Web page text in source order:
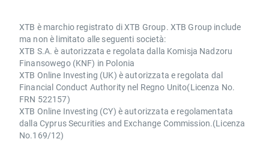
XTB è marchio registrato di XTB Group. XTB Group include
ma non è limitato alle seguenti società:
XTB S.A. è autorizzata e regolata dalla Komisja Nadzoru
Finansowego (KNF) in Polonia
XTB Online Investing (UK) è autorizzata e regolata dal
Financial Conduct Authority nel Regno Unito(Licenza No.
FRN 522157)
XTB Online Investing (CY) è autorizzata e regolamentata
dalla Cyprus Securities and Exchange Commission.(Licenza
No.169/12)